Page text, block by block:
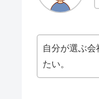
自分が選ぶ
たい。